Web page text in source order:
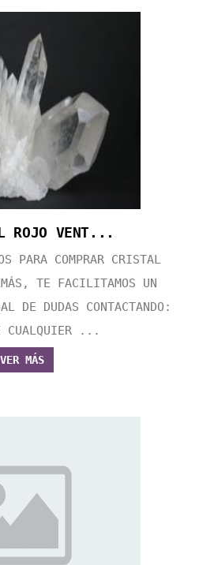
ROJO VENT...
PARA COMPRAR CRISTAL
TE FACILITAMOS UN
DE DUDAS CONTACTANDO:
CUALQUIER ...
VER MÁS